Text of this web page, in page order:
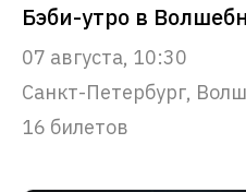
Бэби-утро в
07 августа, 10:30
Санкт-Петербург,
16 билетов